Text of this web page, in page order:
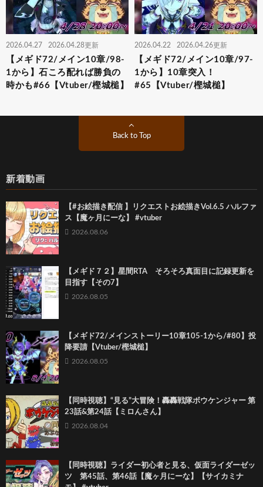
2026.04.27 2026.04.28更新
【メギド72/メイン10章/98-
1から】石ころ配れば勝負の
時かも#66【Vtuber/樫城槌】
2026.04.22 2026.04.26更新
【メギド72/メイン10章/97-
1から】10章突入！
#65【Vtuber/樫城槌】
Back to Top
新着動画
【#お絵描き配信 】リクエストお絵描きVol.6.5 ハルファ
ス【魔ヶ月にーな】 #vtuber
2026.08.06
【メギド７２】星間RTA そろそろ真面目に記録更新を
目指す【その7】
2026.08.05
【メギド72/メインストーリー10章105-1から/#80】投
降要請【Vtuber/樫城槌】
2026.08.05
【同時視聴】“見る”大冒険！轟轟戦隊ボウケンジャー 第
23話&第24話【ミロんさん】
2026.08.04
【同時視聴】ライダー初心者と見る、仮面ライダーゼッ
ツ 第45話、第46話【魔ヶ月にーな】【サイカミナ